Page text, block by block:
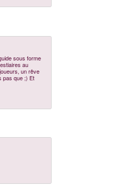
sous forme
au
un rêve
pas que ;) Et